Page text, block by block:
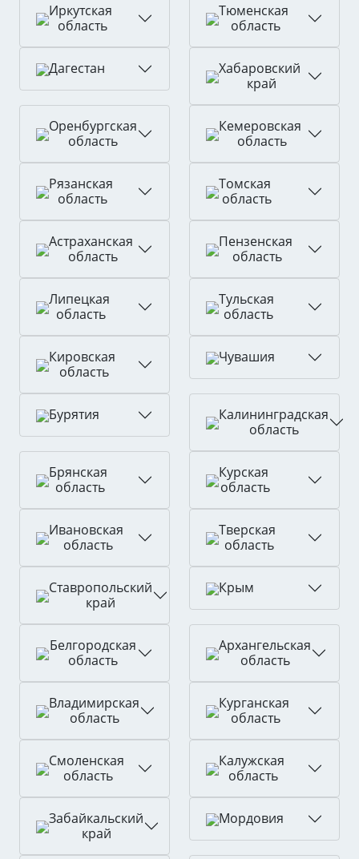
Иркутская
область
Тюменская
область
Дагестан
Хабаровский
край
Оренбургская
область
Кемеровская
область
Рязанская
область
Томская
область
Астраханская
область
Пензенская
область
Липецкая
область
Тульская
область
Кировская
область
Чувашия
Бурятия
Калининградская
область
Брянская
область
Курская
область
Ивановская
область
Тверская
область
Ставропольский
край
Крым
Белгородская
область
Архангельская
область
Владимирская
область
Курганская
область
Смоленская
область
Калужская
область
Забайкальский
край
Мордовия